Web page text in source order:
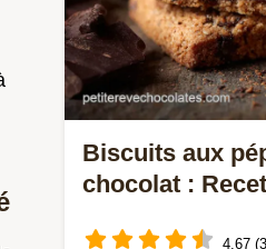
Biscuits aux
chocolat :
4.67